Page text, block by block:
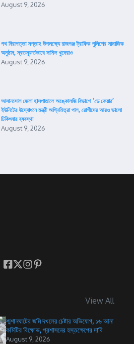
August 9, 2026
পথ নিরাপত্তা সপ্তাহ উপলক্ষ্যে রাজগঞ্জ ট্রাফিক পুলিশের সামাজিক
অনুষ্ঠান, স্বতস্ফূর্তভাবে সামিল খুদেরাও
August 9, 2026
আসানসোল জেলা হাসপাতালে অঙ্কোলজি বিভাগে ‘ডে কেয়ার’
ইউনিটের উদ্বোধনে মন্ত্রী অগ্নিমিত্রা পাল, রোগীদের আরও ভালো
চিকিৎসার ব্যবস্থা
August 9, 2026
View All
শ্মশানঘাটের জমি দখলের চেষ্টার অভিযোগ, ১৬ আনা
কমিটির বিক্ষোভ, প্রশাসনের হস্তক্ষেপের দাবি
August 9, 2026